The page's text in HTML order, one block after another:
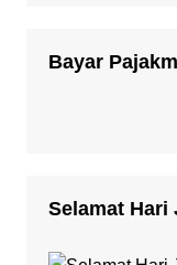
Bayar
Selamat Hari